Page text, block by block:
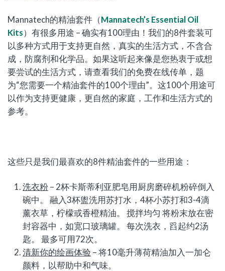
Mannatech的精油套件（Mannatech’s Essential Oil
Kits）有很多用途 – 确实有100理由！我们的8件套装可
以多种方式用于支持更自然，真实的生活方式，不含合
成，防腐剂和化学品。如果这听起来像是您热衷于或想
要尝试的生活方式，请查看我们的免费在线传单，题
为“您需要一个精油套件的100个理由”。这100个用途可
以作为支持更健康，更自然的家庭，工作和生活方式的
参考。
这些只是我们最喜欢的8件精油套件的一些用途：
洗衣粉 – 2杯卡斯蒂利亚肥皂用厨房磨碎机粉碎倒入
碗中。 融入3杯盥洗用苏打水，4杯小苏打和3-4滴
薰衣草，柠檬或香橙精油。 搅拌均匀 将粉末放在密
封容器中，如宽口玻璃罐。 每次洗衣，舀起约2汤
匙。 最多可用72次。
清新你的绘画体验 – 将10毫升薄荷精油加入一加仑
颜料，以帮助中和气味。